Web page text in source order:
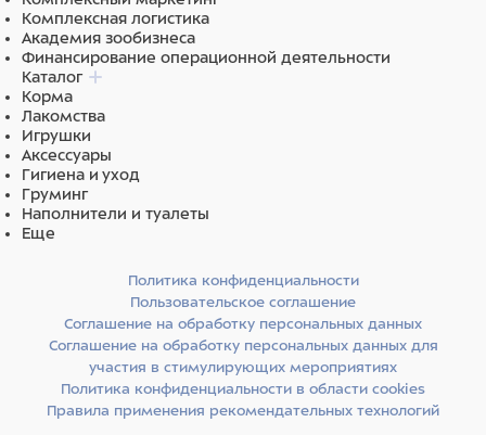
Комплексная логистика
Академия зообизнеса
Финансирование операционной деятельности
Каталог
Корма
Лакомства
Игрушки
Аксессуары
Гигиена и уход
Груминг
Наполнители и туалеты
Еще
Политика конфиденциальности
Пользовательское соглашение
Соглашение на обработку персональных данных
Соглашение на обработку персональных данных для
участия в стимулирующих мероприятиях
Политика конфиденциальности в области cookies
Правила применения рекомендательных технологий